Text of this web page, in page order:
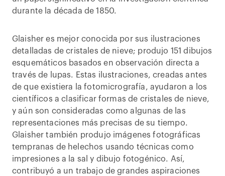
durante la década de 1850.
Glaisher es mejor conocida por sus ilustraciones
detalladas de cristales de nieve; produjo 151 dibujos
esquemáticos basados en observación directa a
través de lupas. Estas ilustraciones, creadas antes
de que existiera la fotomicrografía, ayudaron a los
científicos a clasificar formas de cristales de nieve,
y aún son consideradas como algunas de las
representaciones más precisas de su tiempo.
Glaisher también produjo imágenes fotográficas
tempranas de helechos usando técnicas como
impresiones a la sal y dibujo fotogénico. Así,
contribuyó a un trabajo de grandes aspiraciones